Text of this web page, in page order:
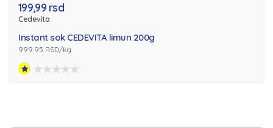
199,99 rsd
Cedevita
Instant sok CEDEVITA limun 200g
999.95 RSD/kg